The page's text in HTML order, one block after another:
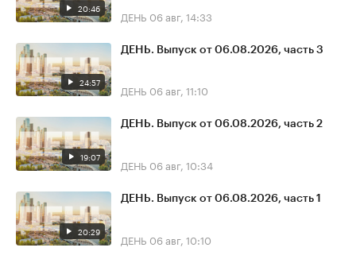
20:46 ДЕНЬ 06 авг, 14:33
24:57
ДЕНЬ. Выпуск от 06.08.2026, часть 3
ДЕНЬ 06 авг, 11:10
19:07
ДЕНЬ. Выпуск от 06.08.2026, часть 2
ДЕНЬ 06 авг, 10:34
20:29
ДЕНЬ. Выпуск от 06.08.2026, часть 1
ДЕНЬ 06 авг, 10:10